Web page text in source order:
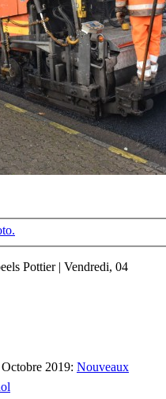
Pottier | Vendredi, 04
2019: Nouveaux